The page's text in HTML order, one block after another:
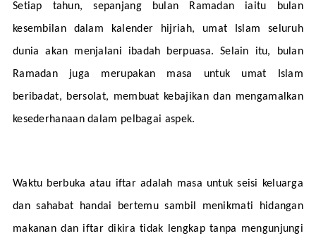
Setiap tahun, sepanjang bulan Ramadan iaitu bulan
kesembilan dalam kalender hijriah, umat Islam seluruh
dunia akan menjalani ibadah berpuasa. Selain itu, bulan
Ramadan juga merupakan masa untuk umat Islam
beribadat, bersolat, membuat kebajikan dan mengamalkan
kesederhanaan dalam pelbagai aspek.
Waktu berbuka atau iftar adalah masa untuk seisi keluarga
dan sahabat handai bertemu sambil menikmati hidangan
makanan dan iftar dikira tidak lengkap tanpa mengunjungi